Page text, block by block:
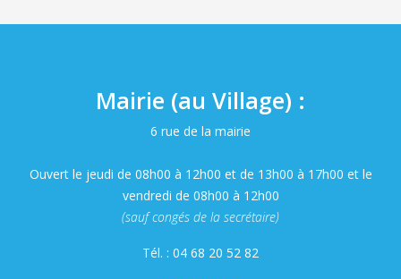
Mairie (au Village) :
6 rue de la mairie
Ouvert le jeudi de 08h00 à 12h00 et de 13h00 à 17h00 et le
vendredi de 08h00 à 12h00
(sauf congés de la secrétaire)
Tél. : 04 68 20 52 82